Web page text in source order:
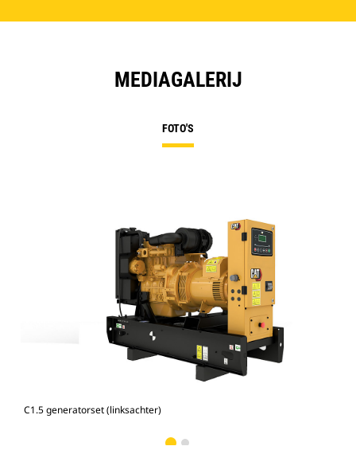
MEDIAGALERIJ
FOTO'S
C1.5 generatorset (linksachter)